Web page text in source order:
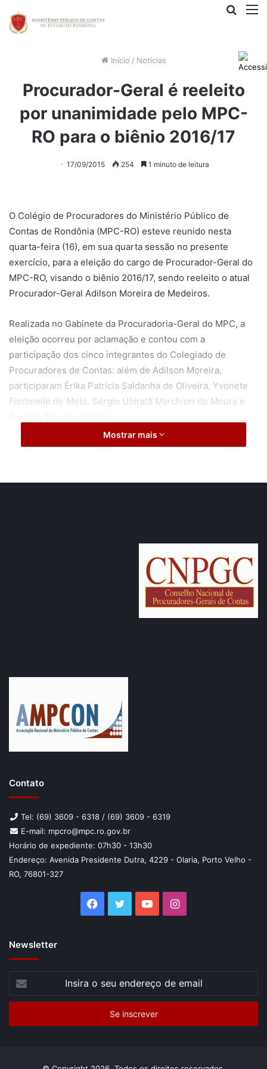
Início / Notícias
Procurador-Geral é reeleito
por unanimidade pelo MPC-
RO para o biênio 2016/17
17/09/2015 254 1 minuto de leitura
O Colégio de Procuradores do Ministério Público de
Contas de Rondônia (MPC-RO) esteve reunido nesta
quarta-feira (16), em sua quarta sessão no presente
exercício, para a eleição do cargo de Procurador-Geral do
MPC-RO, visando o biênio 2016/17, sendo reeleito o atual
Procurador-Geral Adilson Moreira de Medeiros.
Realizada no Gabinete da Procuradoria-Geral do MPC, a
eleição ocorreu por aclamação e contou com a
participação dos cinco integrantes do Colegiado de
Procuradores de Contas: além de Adilson Moreira,
participaram Érika Patrícia Saldanha de Oliveira, Yvonete
Fontinelle de Melo, Sérgio Ubiratã Marchiori de Moura e
Considerada importante por consolidar o processo de
No caso da eleição desta quarta-feira, como houve
unanimidade em torno do nome de Adilson Moreira,
tornou-se desnecessária a elaboração da citada lista. Seu
nome agora será encaminhado ao Governador do Estado,
com direito a uma recondução, e está previsto na
Constituição Federal e em legislação correlata. No que diz
respeito ao MPC rondoniense, o novo mandato do atual
CORREGEDORIA-GERAL
Ainda durante a sessão do Colegiado de Procuradores do
MPC, foi realizada a escolha para o cargo de Corregedor-
Geral do órgão, sendo reconduzida a Procuradora Érika
Patrícia Saldanha de Oliveira, cujo mandato também será
para o biênio 2016/17.
Mostrar mais
Contato
Tel: (69) 3609 - 6318 / (69) 3609 - 6319
E-mail: mpcro@mpc.ro.gov.br
Horário de expediente: 07h30 - 13h30
Endereço: Avenida Presidente Dutra, 4229 - Olaria, Porto Velho -
RO, 76801-327
Facebook
TwitterYouTubeInstagram
Newsletter
seu
de